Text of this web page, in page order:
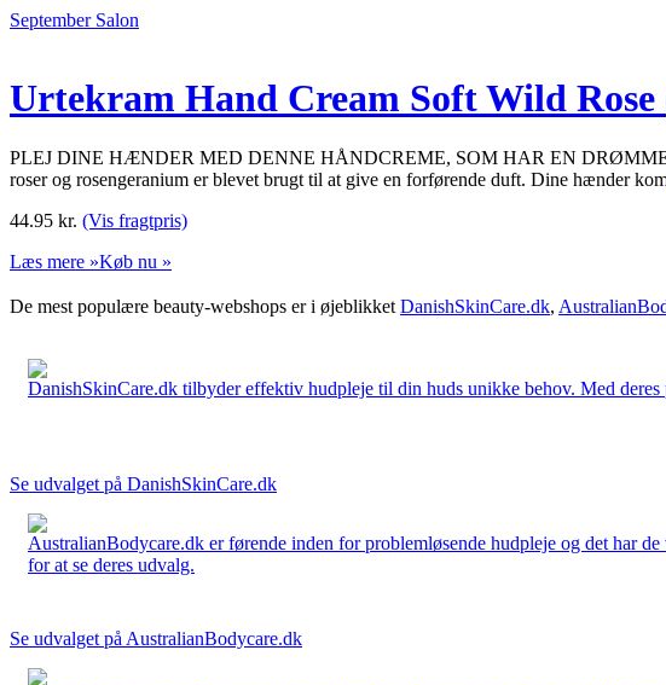
September Salon
Urtekram Hand Cream Soft Wild Rose
PLEJ DINE HÆNDER MED DENNE HÅNDCREME, SOM HAR EN
roser og rosengeranium er blevet brugt til at give en forførende duft. Dine hænder
44.95 kr. (Vis fragtpris)
Læs mere »Køb nu »
De mest populære beauty-webshops er i øjeblikket DanishSkinCare.dk,
DanishSkinCare.dk tilbyder effektiv hudpleje til din huds unikke behov. Med
Se udvalget på DanishSkinCare.dk
AustralianBodycare.dk er førende inden for problemløsende hudpleje og det har
for at se deres udvalg.
Se udvalget på AustralianBodycare.dk